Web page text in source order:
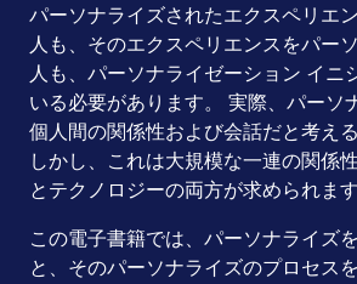
パーソナライズされたエクスペリエ
人も、そのエクスペリエンスをパー
人も、パーソナライゼーション イニ
いる必要があります。 実際、パーソ
個人間の関係性および会話だと考え
しかし、これは大規模な一連の関係
とテクノロジーの両方が求められます
この電子書籍では、パーソナライズ
と、そのパーソナライズのプロセス